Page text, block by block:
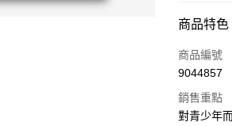
付款方式
信用卡一次
LINE Pay
商品特色
商品編號
9044857
銷售重點
對青少年